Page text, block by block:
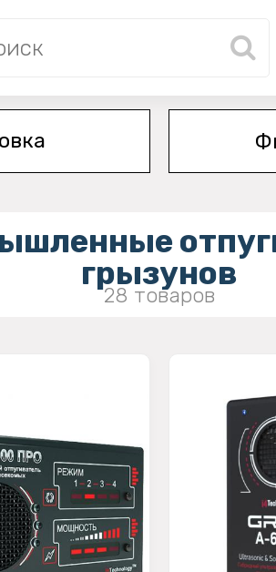
грызунов
28 товаров